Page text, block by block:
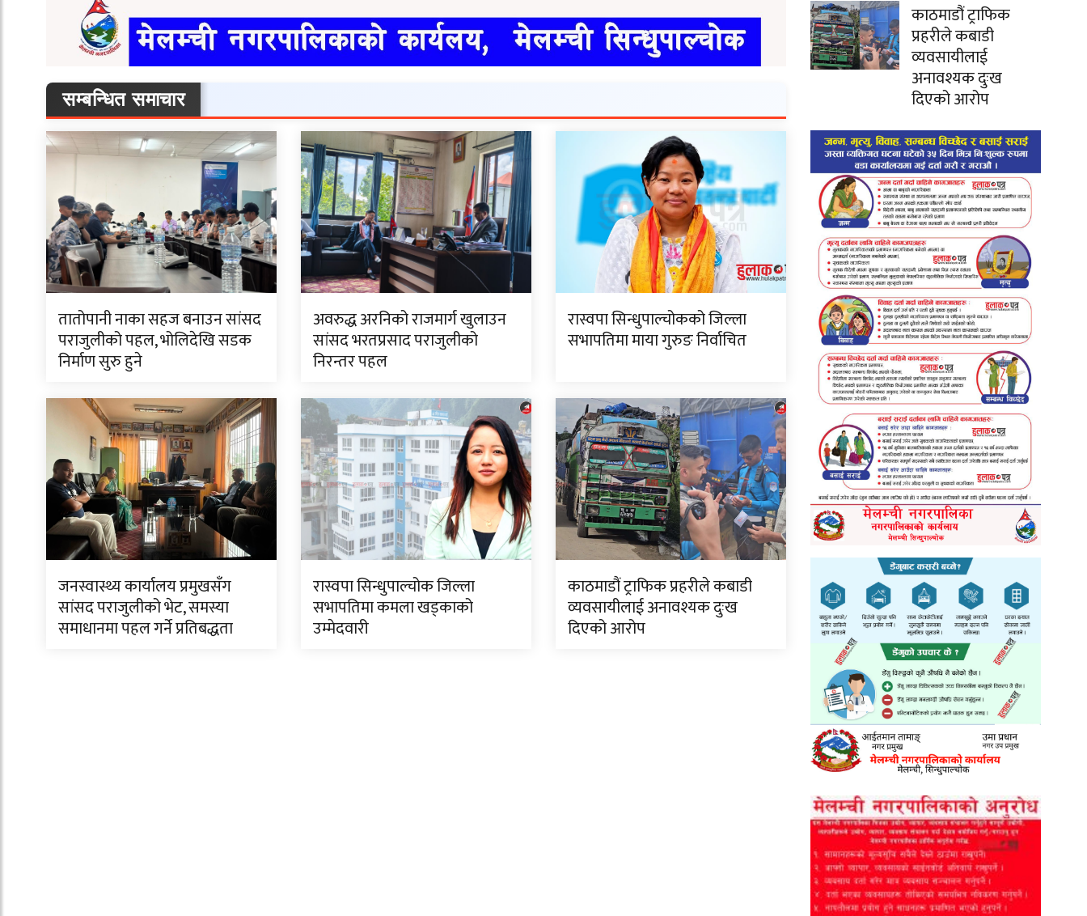
सम्बन्धित समाचार
तातोपानी नाका सहज बनाउन सांसद
पराजुलीको पहल, भोलिदेखि सडक
निर्माण सुरु हुने
अवरुद्ध अरनिको राजमार्ग खुलाउन
सांसद भरतप्रसाद पराजुलीको
निरन्तर पहल
रास्वपा सिन्धुपाल्चोकको जिल्ला
सभापतिमा माया गुरुङ निर्वाचित
जनस्वास्थ्य कार्यालय प्रमुखसँग
सांसद पराजुलीको भेट, समस्या
समाधानमा पहल गर्ने प्रतिबद्धता
रास्वपा सिन्धुपाल्चोक जिल्ला
सभापतिमा कमला खड्काको
उम्मेदवारी
काठमाडौं ट्राफिक प्रहरीले कबाडी
व्यवसायीलाई अनावश्यक दुःख
दिएको आरोप
काठमाडौं ट्राफिक
प्रहरीले कबाडी
व्यवसायीलाई
अनावश्यक दुःख
दिएको आरोप